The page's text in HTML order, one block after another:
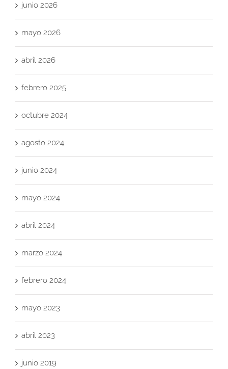
junio 2026
mayo 2026
abril 2026
febrero 2025
octubre 2024
agosto 2024
junio 2024
mayo 2024
abril 2024
marzo 2024
febrero 2024
mayo 2023
abril 2023
junio 2019